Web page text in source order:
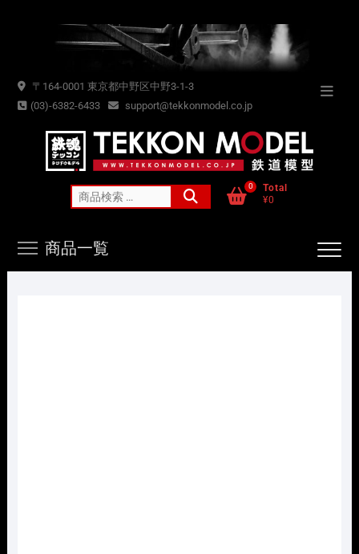
〒164-0001 東京都中野区中野3-1-3
(03)-6382-6433
support@tekkonmodel.co.jp
索
0
Total
¥0
商品一覧